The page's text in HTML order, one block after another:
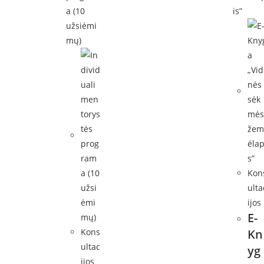
Kons
ultac
ijos
ijos
E-
Kn
yg